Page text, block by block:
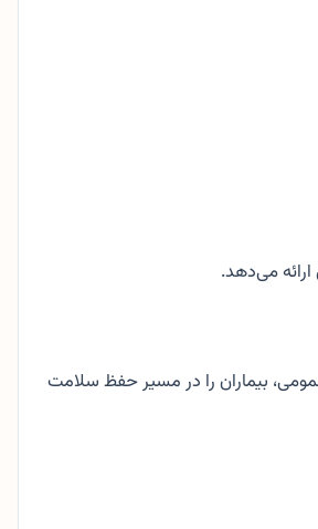
می‌دهد.
بیماران را در مسیر حفظ سلامت